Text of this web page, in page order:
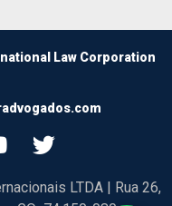
Law Corporation
LTDA | Rua 26,